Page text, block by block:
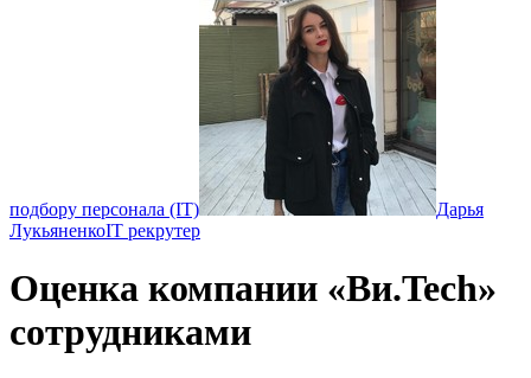
подбору персонала (IT)
Дарья
ЛукьяненкоIT рекрутер
Оценка компании «Ви.Tech»
сотрудниками